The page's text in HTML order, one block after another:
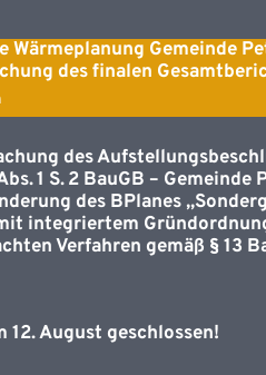
Wärmeplanung Gemeinde
des finalen
des
1 S. 2 BauGB – Gemeinde
des BPlanes
integriertem
Verfahren gemäß § 13
12. August geschlossen!